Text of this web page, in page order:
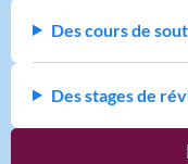
Des cours de
Des stages de